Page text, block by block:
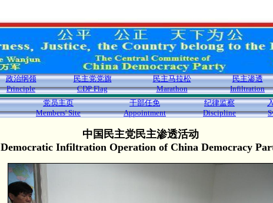
政治纲领
Principle
民主党党旗
CDP Flag
民主马拉松
Marathon
民主渗透
Infiltration
党员主页
Members' Site
干部任免
Appointment
纪律监察
Discipline
中国民主党民主渗透活动
Democratic Infiltration Operation of China Democracy